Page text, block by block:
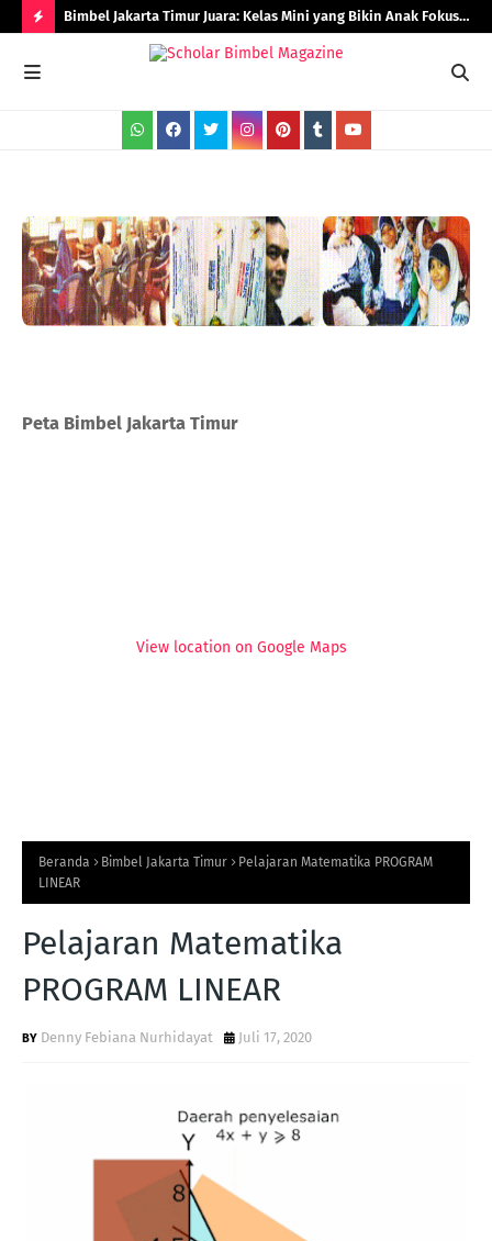
O
S
T
S
Bimbel Jakarta Timur Juara: Kelas Mini yang Bikin Anak Fokus
dan Berprestasi
Peta Bimbel Jakarta Timur
View location on Google Maps
Beranda Bimbel Jakarta Timur
Pelajaran Matematika PROGRAM
LINEAR
Pelajaran Matematika
PROGRAM LINEAR
Denny Febiana Nurhidayat Juli 17, 2020